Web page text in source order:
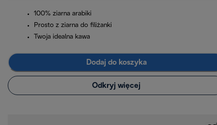
100% ziarna arabiki
Prosto z ziarna do filiżanki
Twoja idealna kawa
Dodaj do koszyka
Odkryj więcej